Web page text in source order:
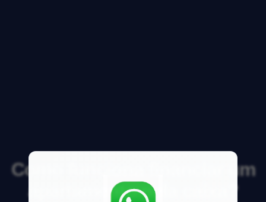
Como funciona financiar um
apartamento pela caixa?